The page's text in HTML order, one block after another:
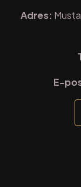
Adres:
E-